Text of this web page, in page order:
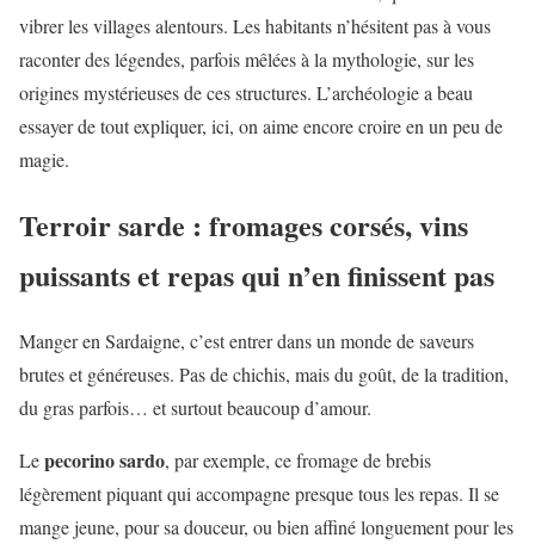
vibrer les villages alentours. Les habitants n’hésitent pas à vous
raconter des légendes, parfois mêlées à la mythologie, sur les
origines mystérieuses de ces structures. L’archéologie a beau
essayer de tout expliquer, ici, on aime encore croire en un peu de
magie.
Terroir sarde : fromages corsés, vins
puissants et repas qui n’en finissent pas
Manger en Sardaigne, c’est entrer dans un monde de saveurs
brutes et généreuses. Pas de chichis, mais du goût, de la tradition,
du gras parfois… et surtout beaucoup d’amour.
Lepecorino sardo, par exemple, ce fromage de brebis
légèrement piquant qui accompagne presque tous les repas. Il se
mange jeune, pour sa douceur, ou bien affiné longuement pour les